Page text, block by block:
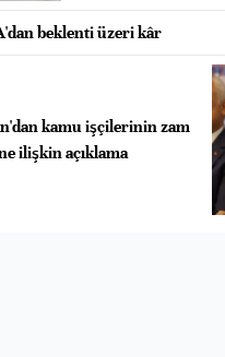
beklenti üzeri kâr
kamu işçilerinin zam
ilişkin açıklama